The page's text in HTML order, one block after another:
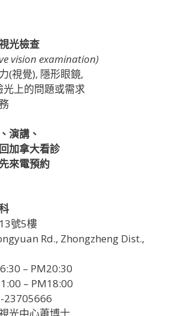
光檢查
vision examination)
(視覺), 隱形眼鏡,
光上的問題或需求
演講、
加拿大看診
來電預約
號5樓
Rd., Zhongzheng Dist.,
– PM20:30
– PM18:00
23705666